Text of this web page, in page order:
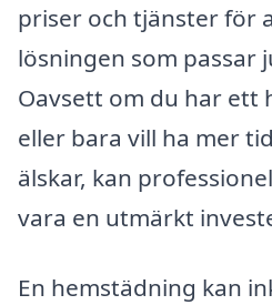
priser och tjänster för
lösningen som passar
Oavsett om du har ett
eller bara vill ha mer
älskar, kan
vara en utmärkt
En hemstädning kan